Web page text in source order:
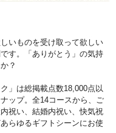
いものを受け取って欲しい
す。「ありがとう」の気持
？
」は総掲載点数18,000点以
ップ。全14コースから、ご
祝い、結婚内祝い、快気祝
らゆるギフトシーンにお使